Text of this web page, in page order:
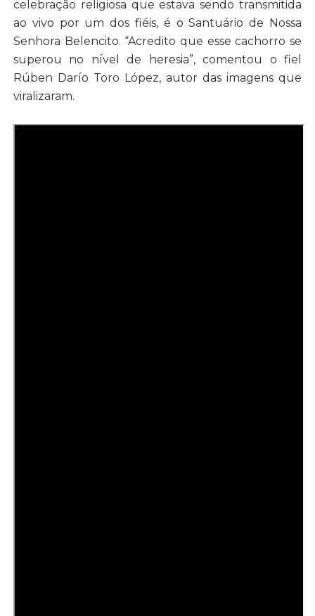
celebração religiosa que estava sendo transmitida
ao vivo por um dos fiéis, é o Santuário de Nossa
Senhora Belencito. “Acredito que esse cachorro se
superou no nível de heresia”, comentou o fiel
Rúben Darío Toro López, autor das imagens que
viralizaram.